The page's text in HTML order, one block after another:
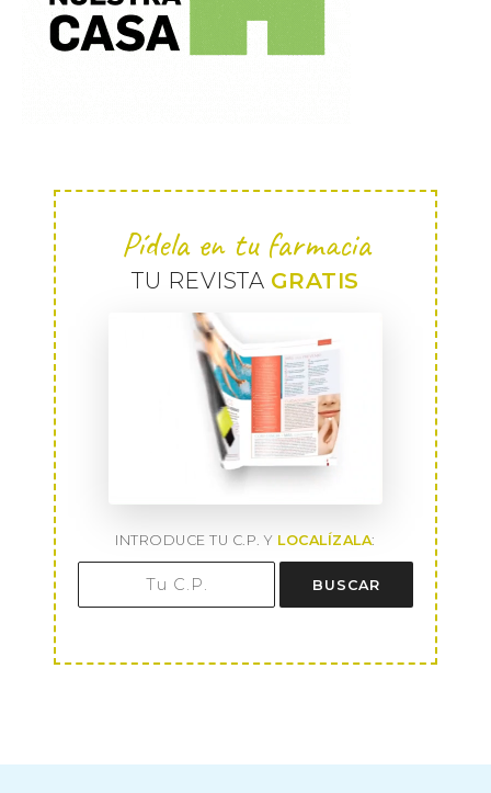
Pídela en tu farmacia
TU REVISTA GRATIS
INTRODUCE TU C.P. Y LOCALÍZALA:
BUSCAR